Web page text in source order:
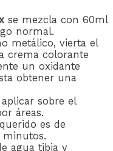
se mezcla con 60ml
normal.
metálico, vierta el
crema colorante
un oxidante
obtener una
sobre el
áreas.
es de
minutos.
agua tibia y